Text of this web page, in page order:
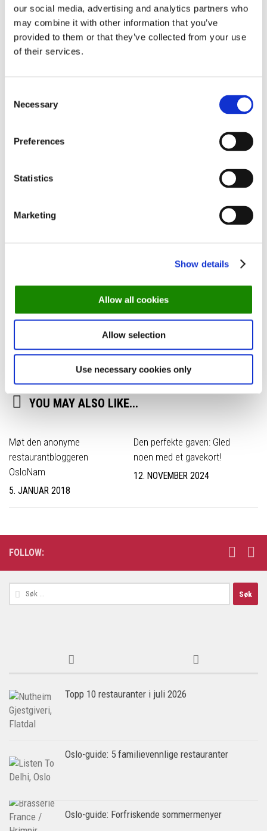
our social media, advertising and analytics partners who
may combine it with other information that you’ve
provided to them or that they’ve collected from your use
of their services.
Selection
Necessary
Preferences
Statistics
Marketing
Show details
Allow all cookies
Allow selection
Use necessary cookies only
Mathias Jonassen, manager hos Black Napkins, forteller at Røa
blir en stadig mer sentral bydel og etterspørselen etter nye
restaurantkonsepter har vært stor.
Hals Mejdells vei 5 på Røa Torg.
Book bord på Black Napkins her
råvarer
PREVIOUS STORY
Sommerguide til en perfekt helg i Oslo: Opplev det
beste av byen
YOU MAY ALSO LIKE...
Møt den anonyme
restaurantbloggeren
OsloNam
5. JANUAR 2018
Den perfekte gaven: Gled
noen med et gavekort!
12. NOVEMBER 2024
FOLLOW:
Søk
etter:
Topp 10 restauranter i juli 2026
Oslo-guide: 5 familievennlige restauranter
Oslo-guide: Forfriskende sommermenyer